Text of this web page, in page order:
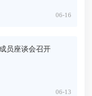
06-16
员座谈会召开
06-13